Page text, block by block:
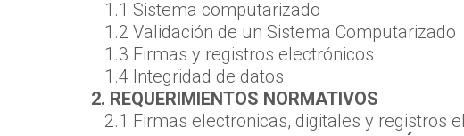
1.1 Sistema computarizado
1.2 Validación de un Sistema Computarizado
1.3 Firmas y registros electrónicos
1.4 Integridad de datos
2. REQUERIMIENTOS NORMATIVOS
2.1 Firmas electronicas, digitales y registros